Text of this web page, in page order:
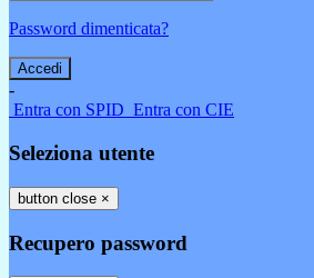
Password dimenticata?
-
Entra con SPID Entra con CIE
Seleziona utente
button close ×
Recupero password